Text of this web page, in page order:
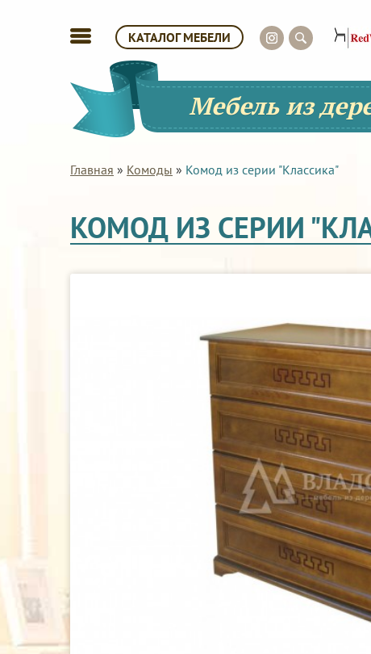
КАТАЛОГ МЕБЕЛИ
Мебель из
Главная » Комоды » Комод из серии "Классика"
КОМОД ИЗ СЕРИИ